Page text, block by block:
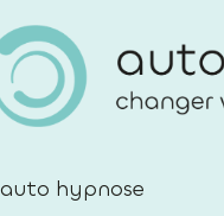
hypnose